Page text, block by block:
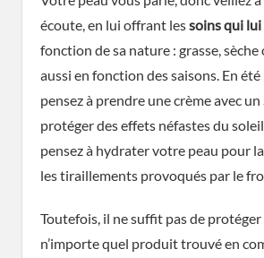
écoute, en lui offrant lessoins qui
fonction de sa nature : grasse, sèche
aussi en fonction des saisons. En
pensez à prendre une crème avec
protéger des effets néfastes du
pensez à hydrater votre peau pour
les tiraillements provoqués par le
Toutefois, il ne suffit pas de protéger
n’importe quel produit trouvé en